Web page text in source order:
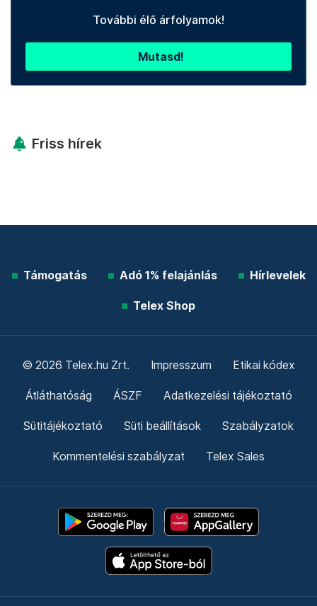
További élő árfolyamok!
Mutasd!
Friss hírek
Támogatás Adó 1% felajánlás Hírlevelek
Telex Shop
© 2026 Telex.hu Zrt. Impresszum Etikai kódex
Átláthatóság ÁSZF Adatkezelési tájékoztató
Sütitájékoztató Süti beállítások Szabályzatok
Kommentelési szabályzat Telex Sales